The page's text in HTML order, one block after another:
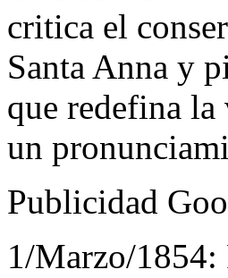
critica el
Santa Anna y
que redefina
un
Publicidad
1/Marzo/1854: